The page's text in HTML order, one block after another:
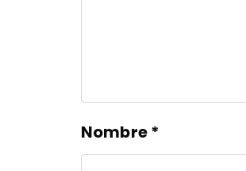
Nombre*